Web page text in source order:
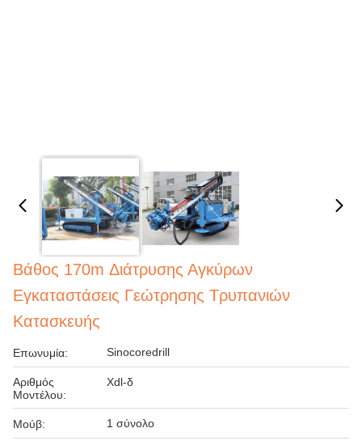
Βάθος 170m Διάτρυσης Αγκύρων
Εγκαταστάσεις Γεώτρησης Τρυπανιών
Κατασκευής
Επωνυμία: Sinocoredrill
Αριθμός
Μοντέλου:
Xdl-δ
Μούβ: 1 σύνολο